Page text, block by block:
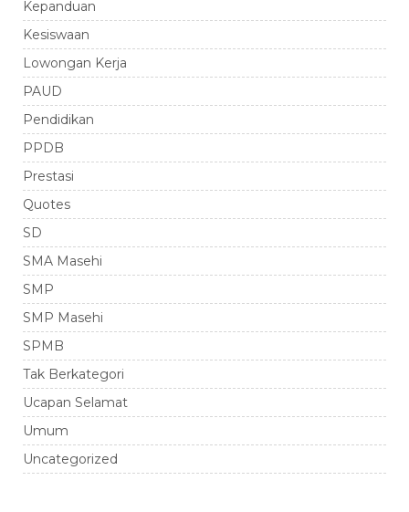
Kepanduan
Kesiswaan
Lowongan Kerja
PAUD
Pendidikan
PPDB
Prestasi
Quotes
SD
SMA Masehi
SMP
SMP Masehi
SPMB
Tak Berkategori
Ucapan Selamat
Umum
Uncategorized